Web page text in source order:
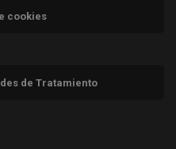
cookies
de Tratamiento